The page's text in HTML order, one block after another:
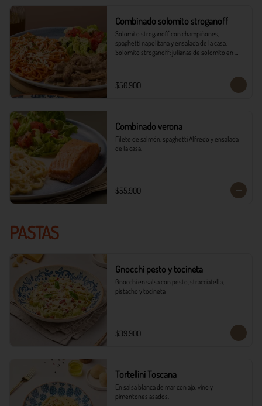
Combinado solomito stroganoff
Solomito stroganoff con champiñones,
spaghetti napolitana y ensalada de la casa.
Solomito stroganoff: julianas de solomito en
$50.900
Combinado verona
Filete de salmón, spaghetti Alfredo y ensalada
de la casa.
$55.900
PASTAS
Gnocchi pesto y tocineta
Gnocchi en salsa con pesto, stracciatella,
pistacho y tocineta
$39.900
Tortellini Toscana
En salsa blanca de mar con ajo, vino y
pimentones asados.